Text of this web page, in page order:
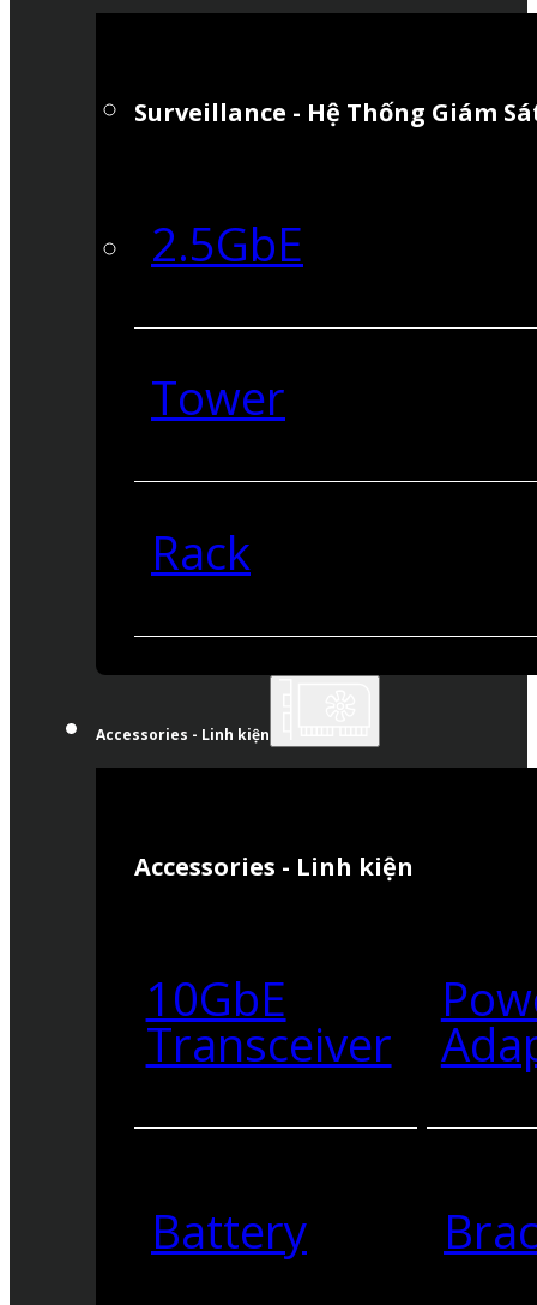
Surveillance - Hệ Thống Giám
2.5GbE
Tower
Rack
Accessories - Linh kiện
Accessories - Linh kiện
10GbE
Transceiver
Battery